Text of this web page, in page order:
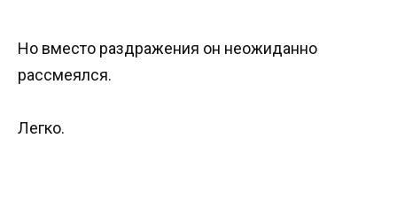
Но вместо раздражения он неожиданно
рассмеялся.
Легко.